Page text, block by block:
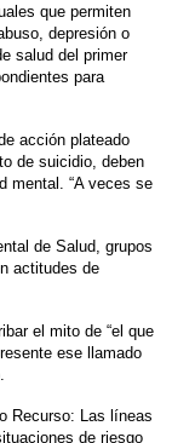
que permiten
depresión o
salud del primer
para
acción plateado
de suicidio, deben
mental. “A veces se
de Salud, grupos
actitudes de
el mito de “el que
ese llamado
Recurso: Las líneas
de riesgo